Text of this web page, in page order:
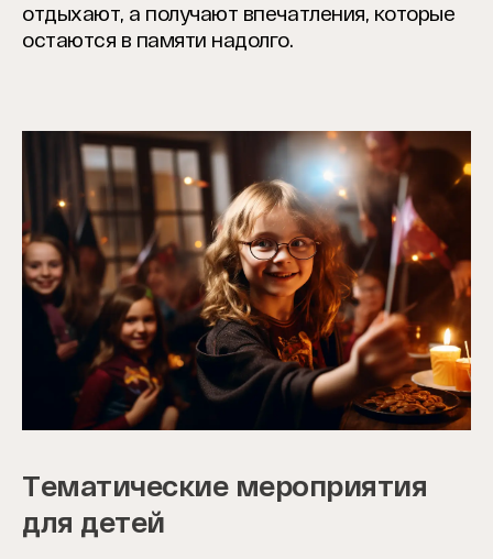
отдыхают, а получают впечатления, которые
остаются в памяти надолго.
Тематические мероприятия
для детей